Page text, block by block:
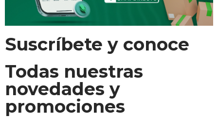
Suscríbete y conoce
Todas nuestras
novedades y
promociones